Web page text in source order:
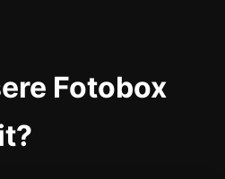
Fotobox